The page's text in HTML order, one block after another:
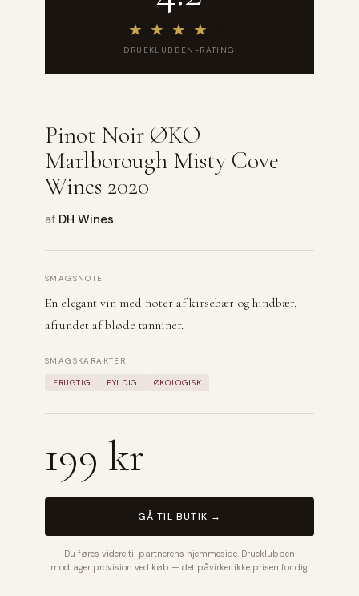
★ ★ ★ ★
DRUEKLUBBEN-RATING
Pinot Noir ØKO
Marlborough Misty Cove
Wines 2020
af DH Wines
SMAGSNOTE
En elegant vin med noter af kirsebær og hindbær,
afrundet af bløde tanniner.
SMAGSKARAKTER
FRUGTIG FYLDIG ØKOLOGISK
199 kr
GÅ TIL BUTIK →
Du føres videre til partnerens hjemmeside. Drueklubben
modtager provision ved køb — det påvirker ikke prisen for dig.